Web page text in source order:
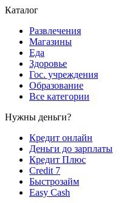
Каталог
Развлечения
Магазины
Еда
Здоровье
Гос. учреждения
Образование
Все категории
Нужны деньги?
Кредит онлайн
Деньги до зарплаты
Кредит Плюс
Credit 7
Быстрозайм
Easy Cash